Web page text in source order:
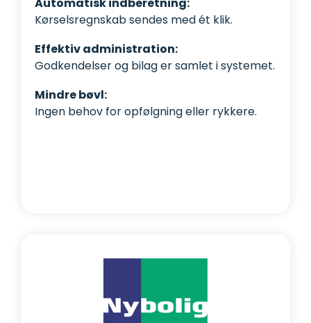
Automatisk indberetning:
Kørselsregnskab sendes med ét klik.
Effektiv administration:
Godkendelser og bilag er samlet i systemet.
Mindre bøvl:
Ingen behov for opfølgning eller rykkere.